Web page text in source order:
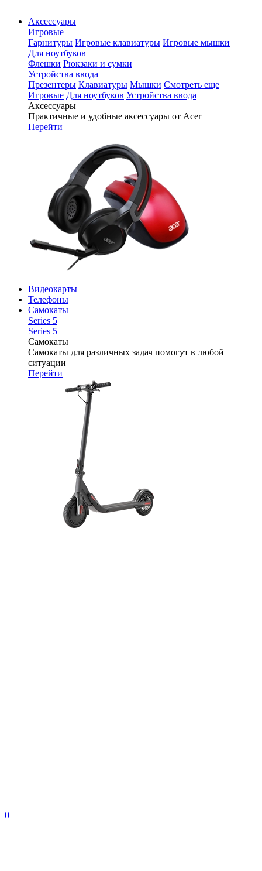
Аксессуары
Игровые
Гарнитуры Игровые клавиатуры Игровые мышки
Для ноутбуков
Флешки Рюкзаки и сумки
Устройства ввода
Презентеры Клавиатуры Мышки Смотреть еще
Игровые Для ноутбуков Устройства ввода
Аксессуары
Практичные и удобные аксессуары от Acer
Перейти
Видеокарты
Телефоны
Самокаты
Series 5
Series 5
Самокаты
Самокаты для различных задач помогут в любой
ситуации
Перейти
0